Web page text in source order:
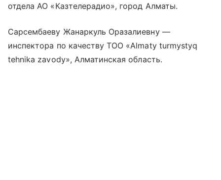
отдела АО «Казтелерадио», город Алматы.
Сарсембаеву Жанаркуль Оразалиевну —
инспектора по качеству ТОО «Almaty turmystyq
tehnika zavody», Алматинская область.